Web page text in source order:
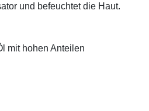
und befeuchtet die Haut.
mit hohen Anteilen